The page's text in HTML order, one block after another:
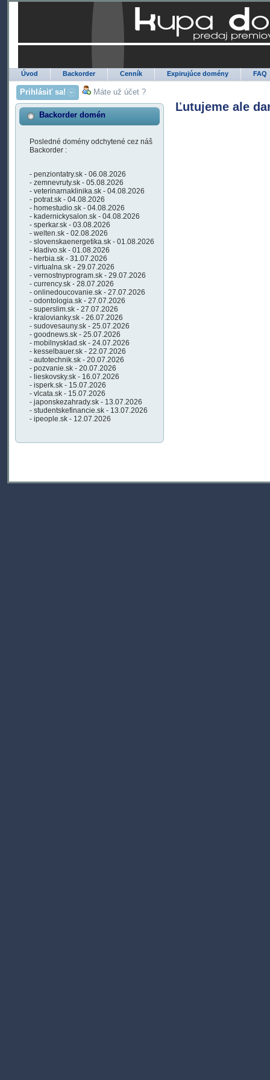
Úvod Backorder Cenník Expirujúce domény FAQ
Prihlásiť sa! Máte už účet ?
Backorder domén
Posledné domény odchytené cez náš
Backorder :
- penziontatry.sk - 06.08.2026
- zemnevruty.sk - 05.08.2026
- veterinarnaklinika.sk - 04.08.2026
- potrat.sk - 04.08.2026
- homestudio.sk - 04.08.2026
- kadernickysalon.sk - 04.08.2026
- sperkar.sk - 03.08.2026
- welten.sk - 02.08.2026
- slovenskaenergetika.sk - 01.08.2026
- kladivo.sk - 01.08.2026
- herbia.sk - 31.07.2026
- virtualna.sk - 29.07.2026
- vernostnyprogram.sk - 29.07.2026
- currency.sk - 28.07.2026
- onlinedoucovanie.sk - 27.07.2026
- odontologia.sk - 27.07.2026
- superslim.sk - 27.07.2026
- kralovianky.sk - 26.07.2026
- sudovesauny.sk - 25.07.2026
- goodnews.sk - 25.07.2026
- mobilnysklad.sk - 24.07.2026
- kesselbauer.sk - 22.07.2026
- autotechnik.sk - 20.07.2026
- pozvanie.sk - 20.07.2026
- lieskovsky.sk - 16.07.2026
- isperk.sk - 15.07.2026
- vlcata.sk - 15.07.2026
- japonskezahrady.sk - 13.07.2026
- studentskefinancie.sk - 13.07.2026
- ipeople.sk - 12.07.2026
Ľutujeme ale